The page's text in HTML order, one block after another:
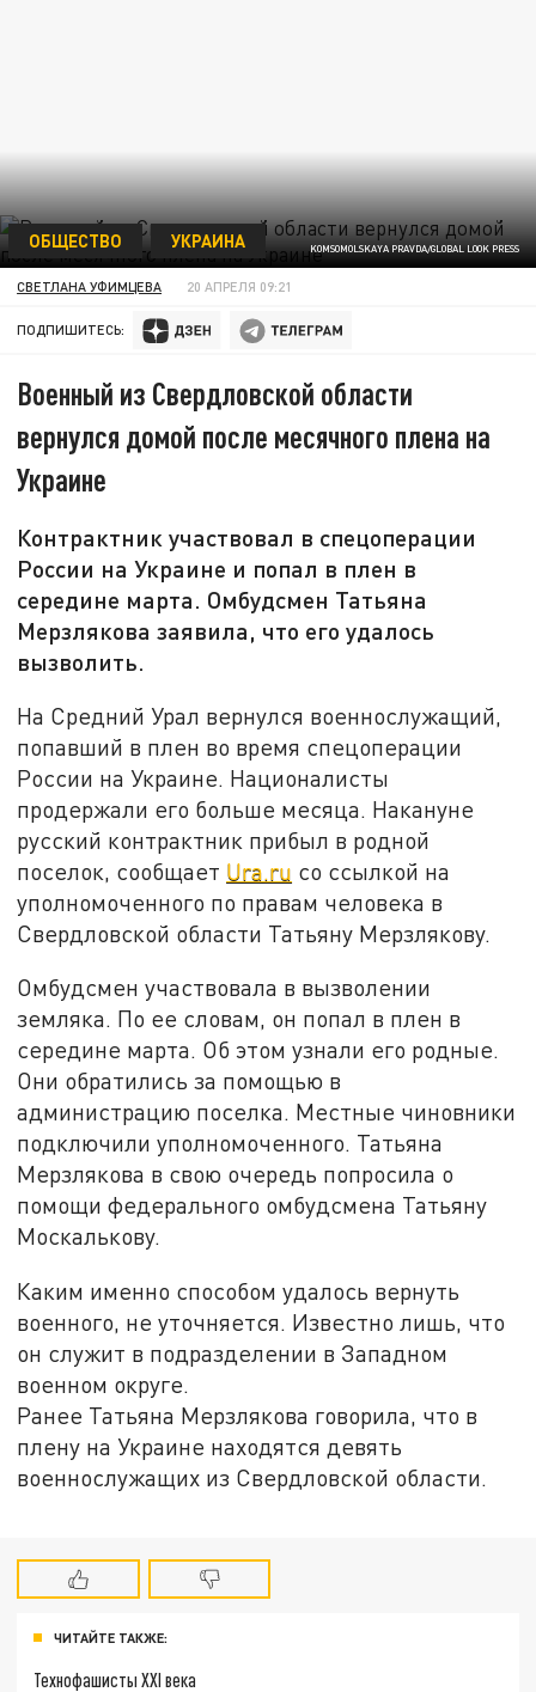
KOMSOMOLSKAYA PRAVDA/GLOBAL LOOK PRESS
ОБЩЕСТВО УКРАИНА
СВЕТЛАНА УФИМЦЕВА 20 АПРЕЛЯ 09:21
ПОДПИШИТЕСЬ:
Военный из Свердловской области
вернулся домой после месячного плена на
Украине
Контрактник участвовал в спецоперации
России на Украине и попал в плен в
середине марта. Омбудсмен Татьяна
Мерзлякова заявила, что его удалось
вызволить.
На Средний Урал вернулся военнослужащий,
попавший в плен во время спецоперации
России на Украине. Националисты
продержали его больше месяца. Накануне
русский контрактник прибыл в родной
поселок, сообщает Ura.ru со ссылкой на
уполномоченного по правам человека в
Свердловской области Татьяну Мерзлякову.
Омбудсмен участвовала в вызволении
земляка. По ее словам, он попал в плен в
середине марта. Об этом узнали его родные.
Они обратились за помощью в
администрацию поселка. Местные чиновники
подключили уполномоченного. Татьяна
Мерзлякова в свою очередь попросила о
помощи федерального омбудсмена Татьяну
Москалькову.
Каким именно способом удалось вернуть
военного, не уточняется. Известно лишь, что
он служит в подразделении в Западном
военном округе.
Ранее Татьяна Мерзлякова говорила, что в
плену на Украине находятся девять
военнослужащих из Свердловской области.
ЧИТАЙТЕ ТАКЖЕ:
Технофашисты XXI века